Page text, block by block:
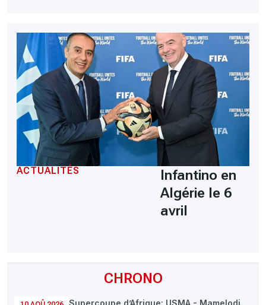
CHRONO
Supercoupe d’Afrique: USMA - Mamelodi
ACTUALITÉS
Infantino en
Algérie le 6
avril